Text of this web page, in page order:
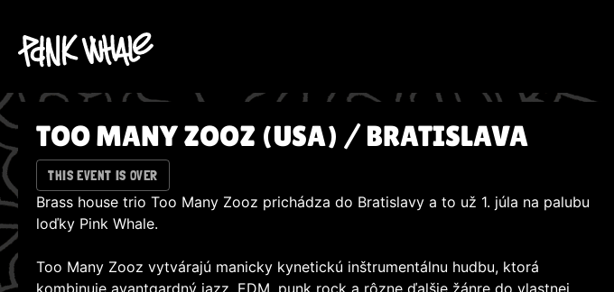
TOO MANY ZOOZ (USA) / BRATISLAVA
THIS EVENT IS OVER
Brass house trio Too Many Zooz prichádza do Bratislavy a to už 1. júla na palubu
loďky Pink Whale.
Too Many Zooz vytvárajú manicky kynetickú inštrumentálnu hudbu, ktorá